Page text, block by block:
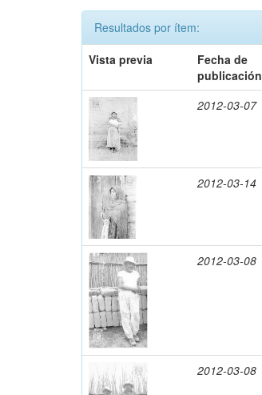
Resultados por ítem:
Vista previa
Fecha de
publicación
2012-03-07
2012-03-14
2012-03-08
2012-03-08